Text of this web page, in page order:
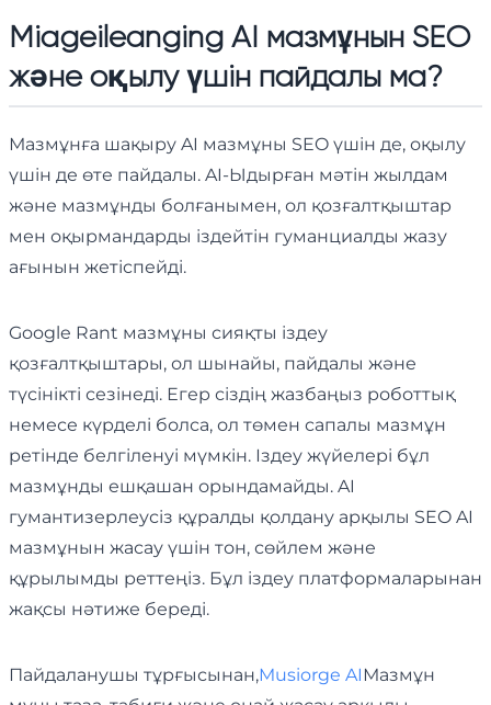
Miageileanging AI мазмұнын SEO
және оқылу үшін пайдалы ма?
Мазмұнға шақыру AI мазмұны SEO үшін де, оқылу
үшін де өте пайдалы. AI-Ыдырған мәтін жылдам
және мазмұнды болғанымен, ол қозғалтқыштар
мен оқырмандарды іздейтін гуманциалды жазу
ағынын жетіспейді.
Google Rant мазмұны сияқты іздеу
қозғалтқыштары, ол шынайы, пайдалы және
түсінікті сезінеді. Егер сіздің жазбаңыз роботтық
немесе күрделі болса, ол төмен сапалы мазмұн
ретінде белгіленуі мүмкін. Іздеу жүйелері бұл
мазмұнды ешқашан орындамайды. AI
гумантизерлеусіз құралды қолдану арқылы SEO AI
мазмұнын жасау үшін тон, сөйлем және
құрылымды реттеңіз. Бұл іздеу платформаларынан
жақсы нәтиже береді.
Пайдаланушы тұрғысынан,Musiorge AI Мазмұн